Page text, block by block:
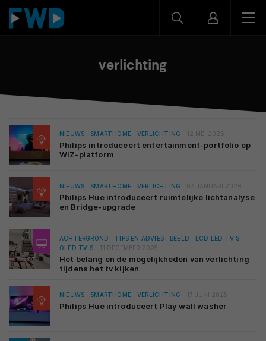
verlichting
NIEUWS SMARTHOME VERLICHTING 12 MEI 2026
Philips introduceert entertainment-portfolio op
WiZ-platform
NIEUWS SMARTHOME VERLICHTING 07 JANUARI 2026
Philips Hue introduceert ruimtelijke lichtanalyse
en Bridge-upgrade
ACHTERGROND TIPS EN ADVIES BEELD
LCD LED TV'S
OLED TV'S
11 DECEMBER 2025
Het belang en de mogelijkheden van verlichting
tijdens het tv kijken
NIEUWS SMARTHOME VERLICHTING 17 JUNI 2025
Philips Hue introduceert Play wall washer